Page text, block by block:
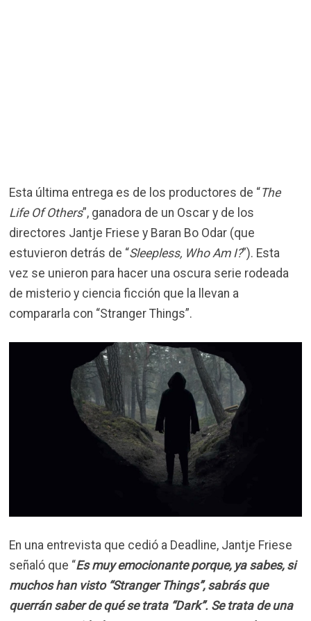
Esta última entrega es de los productores de “The
Life Of Others”, ganadora de un Oscar y de los
directores Jantje Friese y Baran Bo Odar (que
estuvieron detrás de “Sleepless, Who Am I?”). Esta
vez se unieron para hacer una oscura serie rodeada
de misterio y ciencia ficción que la llevan a
compararla con “Stranger Things”.
En una entrevista que cedió a Deadline, Jantje Friese
señaló que “Es muy emocionante porque, ya sabes, si
muchos han visto “Stranger Things”, sabrás que
querrán saber de qué se trata “Dark”. Se trata de una